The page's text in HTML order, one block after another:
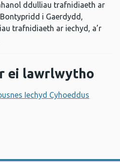
ddulliau trafnidiaeth ar
i Gaerdydd,
trafnidiaeth ar iechyd, a’r
ei lawrlwytho
Iechyd Cyhoeddus